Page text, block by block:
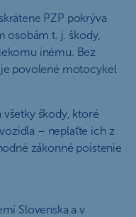
PZP pokrýva
osobám t. j. škody,
inému. Bez
povolené motocykel
škody, ktoré
– neplaťte ich z
zákonné poistenie
Slovenska a v